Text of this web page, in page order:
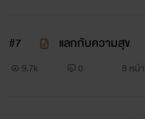
#7 แลกกับความสุข
9.7k 0 8 หน้า